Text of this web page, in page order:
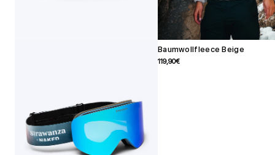
Baumwollfleece Beige
Angebotspreis
119,90€